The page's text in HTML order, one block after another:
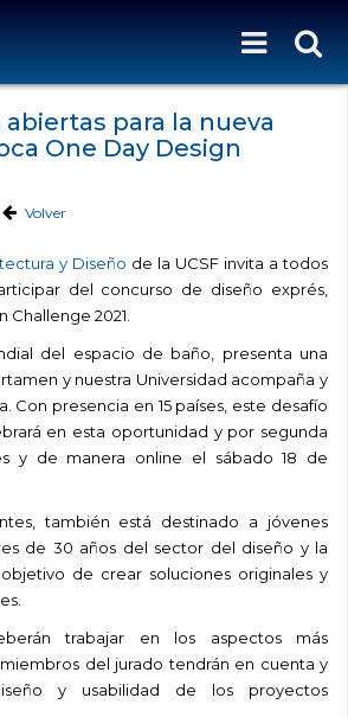
para la nueva
One Day Design
Volver
y Diseño de la UCSF invita a todos
del concurso de diseño exprés,
Challenge 2021.
del espacio de baño, presenta una
y nuestra Universidad acompaña y
Con presencia en 15 países, este desafío
en esta oportunidad y por segunda
y de manera online el sábado 18 de
también está destinado a jóvenes
de 30 años del sector del diseño y la
de crear soluciones originales y
trabajar en los aspectos más
del jurado tendrán en cuenta y
y usabilidad de los proyectos